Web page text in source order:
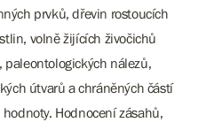
prvků, dřevin rostoucích
volně žijících živočichů
paleontologických nálezů,
útvarů a chráněných částí
Hodnocení zásahů,